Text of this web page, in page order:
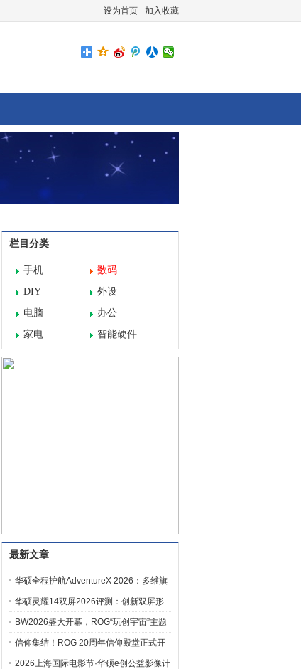
设为首页 - 加入收藏
栏目分类
手机
数码
DIY
外设
电脑
办公
家电
智能硬件
最新文章
华硕全程护航AdventureX 2026：多维旗
舰设备赋能，让青年创客灵感全开
华硕灵耀14双屏2026评测：创新双屏形
态如何重塑移动办公体验
BW2026盛大开幕，ROG“玩创宇宙”主题
展区引爆玩家热情
信仰集结！ROG 20周年信仰殿堂正式开
启
2026上海国际电影节·华硕e创公益影像计